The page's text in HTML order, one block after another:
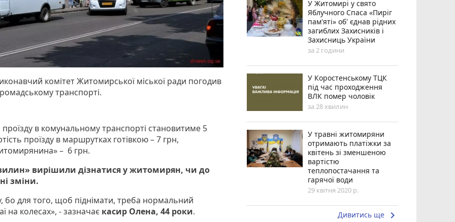
комітет Житомирської міської ради погодив
транспорті.
проїзду в комунальному транспорті становитиме 5
проїзду в маршрутках готівкою – 7 грн,
– 6 грн.
вирішили дізнатися у житомирян, чи до
зміни.
бо для того, щоб піднімати, треба нормальний
на колесах», - зазначає касир Олена, 44 роки.
У Житомирі у свято
Яблучного Спаса «Пиріг
пам'яті» об' єднав рідних
загиблих Захисників і
Захисниць України
за 2 години
У Коростенському ТЦК
під час проходження
ВЛК помер чоловік
за 28 хвилин
У травні житомиряни
отримають платіжки за
квітень зі зменшеною
вартістю
теплопостачання та
гарячої води
29 квітня 2020 р.
Дивитись ще keyboard_arrow_right